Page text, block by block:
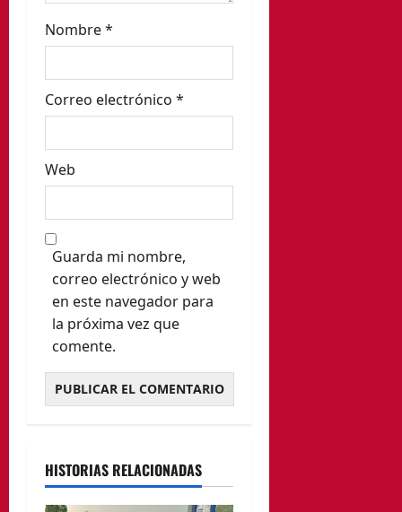
a
s
Nombre*
Correo electrónico *
Web
Guarda mi nombre,
correo electrónico y web
en este navegador para
la próxima vez que
comente.
HISTORIAS RELACIONADAS